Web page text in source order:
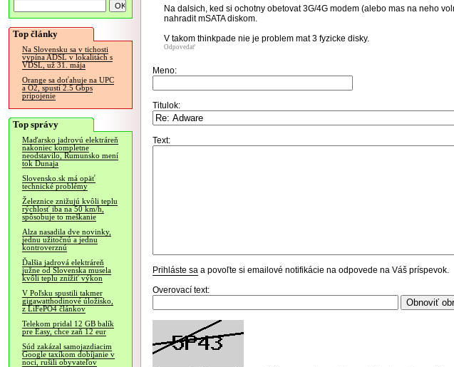
Top články
Na Slovensku sa v tichosti
vypína ADSL v lokalitách s
VDSL, už 31. mája
Orange sa doťahuje na UPC
a O2, spustí 2.5 Gbps
pripojenie
Top správy
Maďarsko jadrovú elektráreň
nakoniec kompletne
neodstavilo, Rumunsko mení
tok Dunaja
Slovensko.sk má opäť
technické problémy
Železnice znižujú kvôli teplu
rýchlosť iba na 50 km/h,
spôsobuje to meškanie
Alza nasadila dve novinky,
jednu užitočnú a jednu
kontroverznú
Ďalšia jadrová elektráreň
južne od Slovenska musela
kvôli teplu znížiť výkon
V Poľsku spustili takmer
gigawatthodinové úložisko,
z LiFePO4 článkov
Telekom pridal 12 GB balík
pre Easy, chce zaň 12 eur
Súd zakázal samojazdiacim
Google taxíkom dobíjanie v
noci, rušili obyvateľov
Na dalsich, ked si ochotny obetovat 3G/4G modem (alebo mas na neho
nahradit mSATA diskom.
V takom thinkpade nie je problem mat 3 fyzicke disky.
Odpovedať
Meno:
Titulok:
Text:
Prihláste sa a povoľte si emailové notifikácie na odpovede na Váš príspevok.
Overovací text: